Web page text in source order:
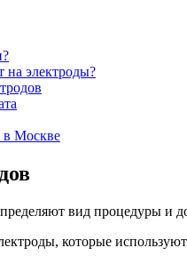
на электроды?
в Москве
вид процедуры и
которые